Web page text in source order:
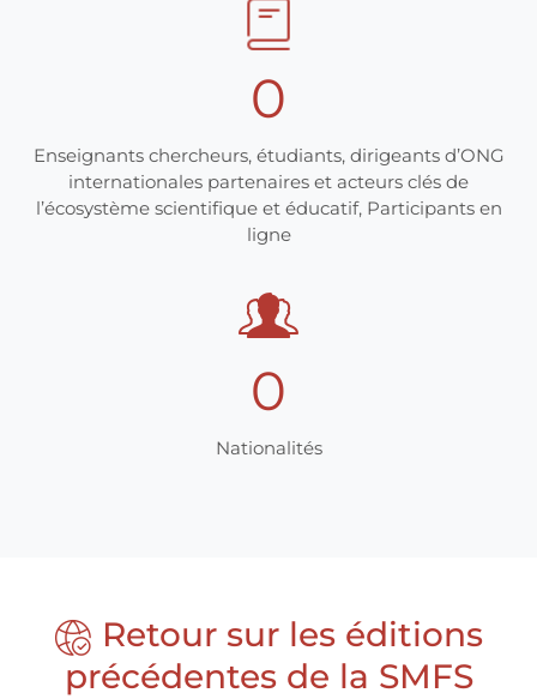
0
Enseignants chercheurs, étudiants, dirigeants d’ONG
internationales partenaires et acteurs clés de
l’écosystème scientifique et éducatif, Participants en
ligne
0
Nationalités
Retour sur les éditions
précédentes de la SMFS